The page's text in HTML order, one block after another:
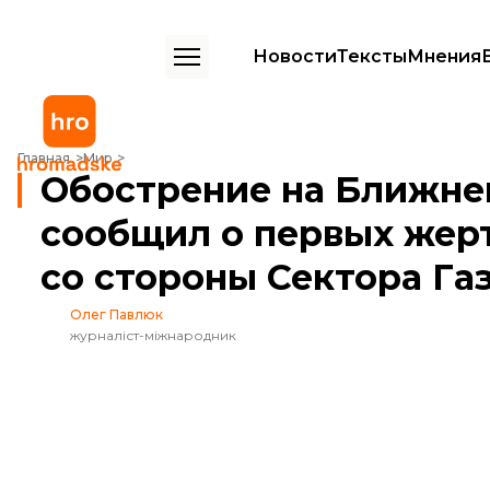
НовостиТекстыМнения
Главная Мир
Обострение на Ближнем Востоке: Израиль сообщил о первых
Обострение на
сообщил о первых
со стороны Сектора
Олег Павлюк
журналіст-міжнародник